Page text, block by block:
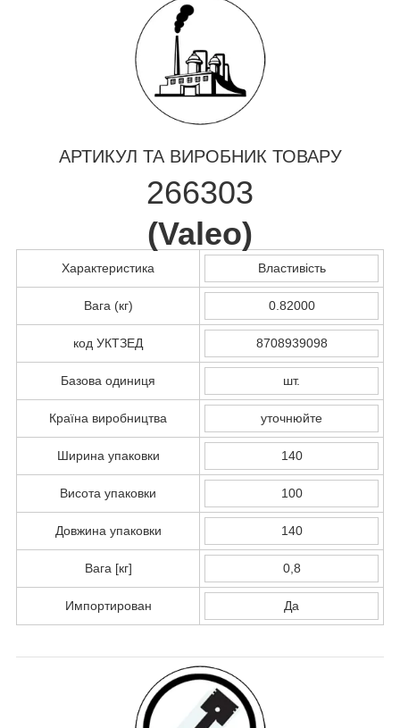
АРТИКУЛ ТА ВИРОБНИК ТОВАРУ
266303
(Valeo)
Характеристика Властивість
Вага (кг) 0.82000
код УКТЗЕД 8708939098
Базова одиниця шт.
Країна виробництва уточнюйте
Ширина упаковки 140
Висота упаковки 100
Довжина упаковки 140
Вага [кг] 0,8
Импортирован Да